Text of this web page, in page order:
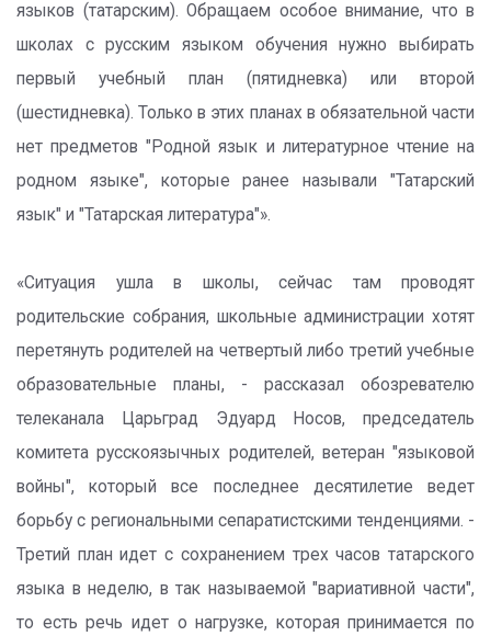
языков (татарским). Обращаем особое внимание, что в
школах с русским языком обучения нужно выбирать
первый учебный план (пятидневка) или второй
(шестидневка). Только в этих планах в обязательной части
нет предметов "Родной язык и литературное чтение на
родном языке", которые ранее называли "Татарский
язык" и "Татарская литература"».
«Ситуация ушла в школы, сейчас там проводят
родительские собрания, школьные администрации хотят
перетянуть родителей на четвертый либо третий учебные
образовательные планы, - рассказал обозревателю
телеканала Царьград Эдуард Носов, председатель
комитета русскоязычных родителей, ветеран "языковой
войны", который все последнее десятилетие ведет
борьбу с региональными сепаратистскими тенденциями. -
Третий план идет с сохранением трех часов татарского
языка в неделю, в так называемой "вариативной части",
то есть речь идет о нагрузке, которая принимается по